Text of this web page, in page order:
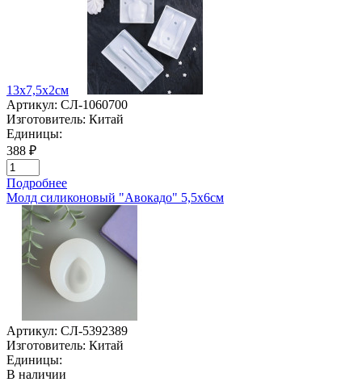
13х7,5х2см
Артикул: СЛ-1060700
Изготовитель: Китай
Единицы:
388 ₽
Подробнее
Молд силиконовый "Авокадо" 5,5х6см
Артикул: СЛ-5392389
Изготовитель: Китай
Единицы:
В наличии